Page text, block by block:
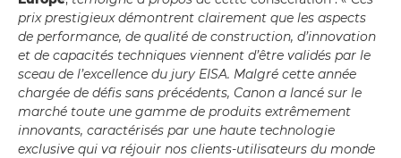
prix prestigieux démontrent clairement que les aspects
de performance, de qualité de construction, d’innovation
et de capacités techniques viennent d’être validés par le
sceau de l’excellence du jury EISA. Malgré cette année
chargée de défis sans précédents, Canon a lancé sur le
marché toute une gamme de produits extrêmement
innovants, caractérisés par une haute technologie
exclusive qui va réjouir nos clients-utilisateurs du monde